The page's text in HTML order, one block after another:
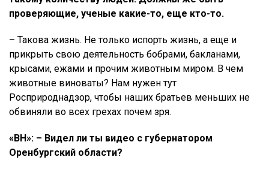
проверяющие, ученые какие-то, еще кто-то.
– Такова жизнь. Не только испорть жизнь, а еще и
прикрыть свою деятельность бобрами, бакланами,
крысами, ежами и прочим животным миром. В чем
животные виноваты? Нам нужен тут
Росприроднадзор, чтобы наших братьев меньших не
обвиняли во всех грехах почем зря.
«ВН»: – Видел ли ты видео с губернатором
Оренбургский области?